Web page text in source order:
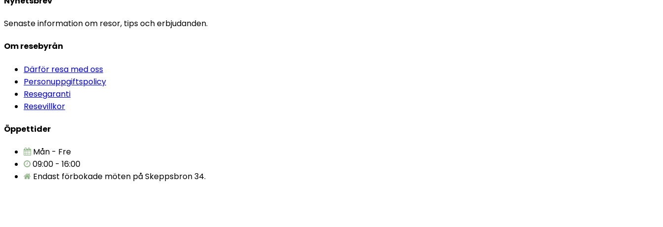
Senaste information om resor, tips och erbjudanden.
Om resebyrån
Därför resa med oss
Personuppgiftspolicy
Resegaranti
Resevillkor
Öppettider
Mån - Fre
09:00 - 16:00
Endast förbokade möten på Skeppsbron 34.